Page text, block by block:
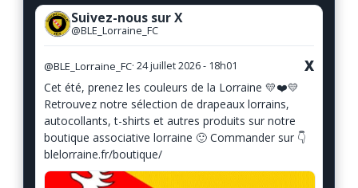
Suivez-nous sur X
@BLE_Lorraine_FC
@BLE_Lorraine_FC· 24 juillet 2026 - 18h01 X
Cet été, prenez les couleurs de la Lorraine 💛❤️💛
Retrouvez notre sélection de drapeaux lorrains,
autocollants, t-shirts et autres produits sur notre
boutique associative lorraine 🙂 Commander sur 👇
blelorraine.fr/boutique/